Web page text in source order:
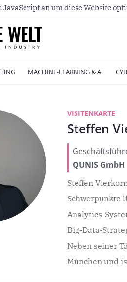
JavaScript an um diese Website
MACHINE-LEARNING & AI
VISITENKARTE
Steffen
QUNIS GmbH
Steffen
Schwerpunkte
Analytics-
Big-Data-
Neben seiner
München und